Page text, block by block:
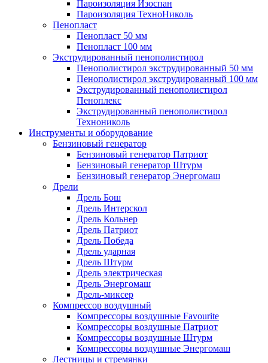
Пароизоляция Изоспан
Пароизоляция ТехноНиколь
Пенопласт
Пенопласт 50 мм
Пенопласт 100 мм
Экструдированный пенополистирол
Пенополистирол экструдированный 50 мм
Пенополистирол экструдированный 100 мм
Экструдированный пенополистирол
Пеноплекс
Экструдированный пенополистирол
Технониколь
Инструменты и оборудование
Бензиновый генератор
Бензиновый генератор Патриот
Бензиновый генератор Штурм
Бензиновый генератор Энергомаш
Дрели
Дрель Бош
Дрель Интерскол
Дрель Кольнер
Дрель Патриот
Дрель Победа
Дрель ударная
Дрель Штурм
Дрель электрическая
Дрель Энергомаш
Дрель-миксер
Компрессор воздушный
Компрессоры воздушные Favourite
Компрессоры воздушные Патриот
Компрессоры воздушные Штурм
Компрессоры воздушные Энергомаш
Лестницы и стремянки